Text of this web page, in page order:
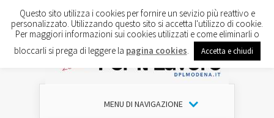
MENU DI NAVIGAZIONE
Questo sito utilizza i cookies per fornire un sevizio più reattivo e
personalizzato. Utilizzando questo sito si accetta l'utilizzo di cookie.
Per maggiori informazioni sui cookies utilizzati e come eliminarli o
bloccarli si prega di leggere la pagina cookies Accetta e chiudi